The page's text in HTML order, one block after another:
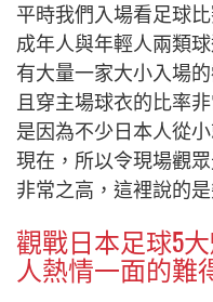
平時我們入場看足球
成年人與年輕人兩類
有大量一家大小入場
且穿主場球衣的比率
是因為不少日本人從
現在，所以令現場觀
非常之高，這裡說的
觀戰日本足球5
人熱情一面的難